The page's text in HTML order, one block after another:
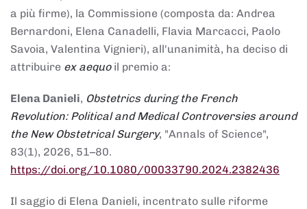
a più firme), la Commissione (composta da: Andrea
Bernardoni, Elena Canadelli, Flavia Marcacci, Paolo
Savoia, Valentina Vignieri), all'unanimità, ha deciso di
attribuire ex aequoil premio a:
Elena Danieli, Obstetrics during the French
Revolution: Political and Medical Controversies around
the New Obstetrical Surgery, "Annals of Science",
83(1), 2026, 51–80.
https://doi.org/10.1080/00033790.2024.2382436
Il saggio di Elena Danieli, incentrato sulle riforme